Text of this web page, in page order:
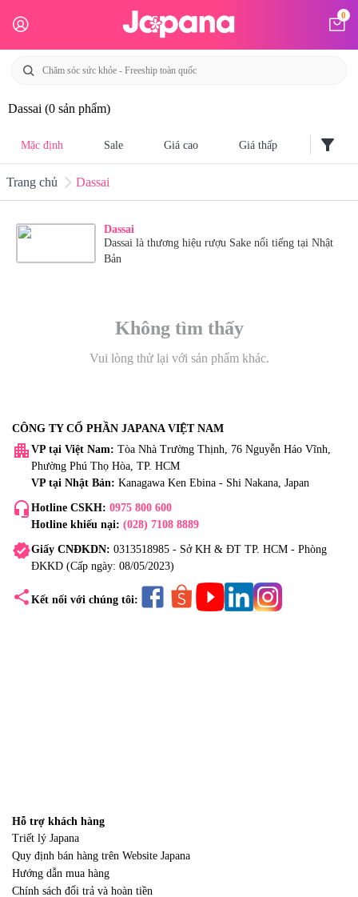
0
Dassai (0 sản phẩm)
Mặc định Sale Giá cao Giá thấp filter_alt
Trang chủ Dassai
Dassai
Dassai là thương hiệu rượu Sake nổi tiếng tại Nhật
Bản
Không tìm thấy
Vui lòng thử lại với sản phẩm khác.
CÔNG TY CỔ PHẦN JAPANA VIỆT NAM
apartment VP tại Việt Nam: Tòa Nhà Trường Thịnh, 76 Nguyễn Háo Vĩnh,
Phường Phú Thọ Hòa, TP. HCM
VP tại Nhật Bản: Kanagawa Ken Ebina - Shi Nakana, Japan
headset_mic Hotline CSKH: 0975 800 600
Hotline khiếu nại: (028) 7108 8889
verifiedGiấy CNĐKDN: 0313518985 - Sở KH & ĐT TP. HCM - Phòng
ĐKKD (Cấp ngày: 08/05/2023)
share Kết nối với chúng tôi:
Hỗ trợ khách hàng
Triết lý Japana
Quy định bán hàng trên Website Japana
Hướng dẫn mua hàng
Chính sách đổi trả và hoàn tiền